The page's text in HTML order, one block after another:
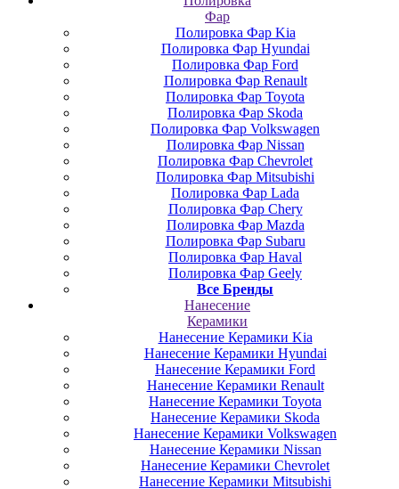
Фар
Полировка Фар Kia
Полировка Фар Hyundai
Полировка Фар Ford
Полировка Фар Renault
Полировка Фар Toyota
Полировка Фар Skoda
Полировка Фар Volkswagen
Полировка Фар Nissan
Полировка Фар Chevrolet
Полировка Фар Mitsubishi
Полировка Фар Lada
Полировка Фар Chery
Полировка Фар Mazda
Полировка Фар Subaru
Полировка Фар Haval
Полировка Фар Geely
Все Бренды
Нанесение
Керамики
Нанесение Керамики Kia
Нанесение Керамики Hyundai
Нанесение Керамики Ford
Нанесение Керамики Renault
Нанесение Керамики Toyota
Нанесение Керамики Skoda
Нанесение Керамики Volkswagen
Нанесение Керамики Nissan
Нанесение Керамики Chevrolet
Нанесение Керамики Mitsubishi